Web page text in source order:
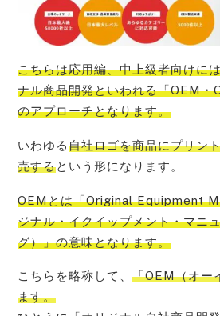
こちらは応用編、中上級者向けに
ナル商品開発といわれる「OEM・
のアプローチとなります。
いわゆる自社ロゴを商品にプリン
売するという形になります。
OEMとは「Original Equipment
ジナル・イクイップメント・マニ
グ）」の意味となります。
こちらを略称して、「OEM（オー
ます。